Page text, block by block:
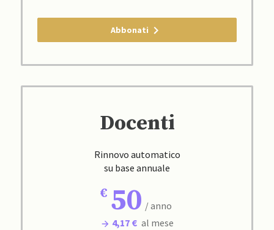
Abbonati
Docenti
Rinnovo automatico
su base annuale
50 / anno
4,17 € al mese